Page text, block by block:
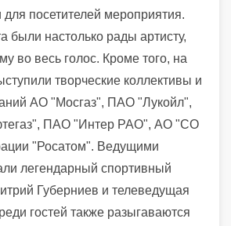
для посетителей мероприятия.
были настолько рады артисту,
во весь голос. Кроме того, на
творческие коллективы и
АО "Мосгаз", ПАО "Лукойл",
ПАО "Интер РАО", АО "СО
"Росатом". Ведущими
легендарный спортивный
Губерниев и телеведущая
гостей также разыгаваются